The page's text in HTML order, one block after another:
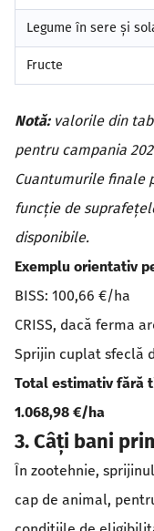
Legume în sere și
Fructe
Notă:valorile din
pentru campania
Cuantumurile finale
funcție de
disponibile.
Exemplu orientativ
BISS: 100,66 €/ha
CRISS, dacă ferma
Sprijin cuplat sfeclă
Total estimativ fără
1.068,98 €/ha
3. Câți bani
În zootehnie,
cap de animal,